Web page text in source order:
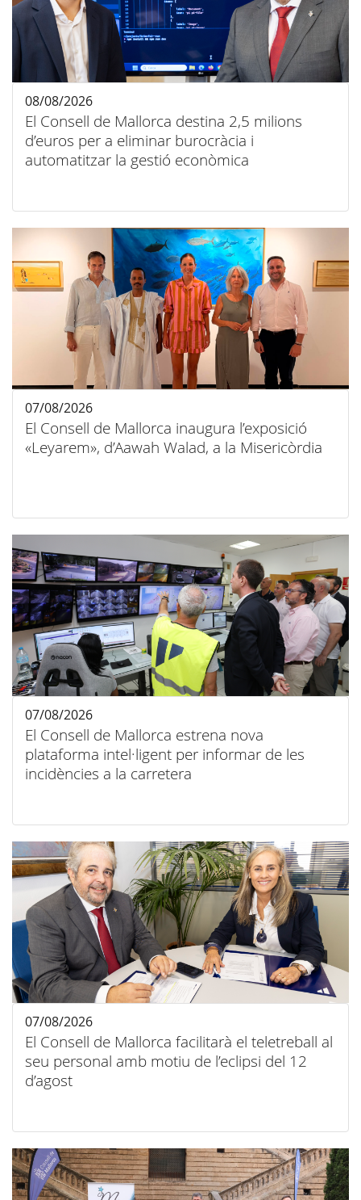
El Consell de Mallorca destina 2,5 milions
d’euros per a eliminar burocràcia i
automatitzar la gestió econòmica
08/08/2026
El Consell de Mallorca inaugura l’exposició
«Leyarem», d’Aawah Walad, a la Misericòrdia
07/08/2026
El Consell de Mallorca estrena nova
plataforma intel·ligent per informar de les
incidències a la carretera
07/08/2026
El Consell de Mallorca facilitarà el teletreball al
seu personal amb motiu de l’eclipsi del 12
d’agost
07/08/2026